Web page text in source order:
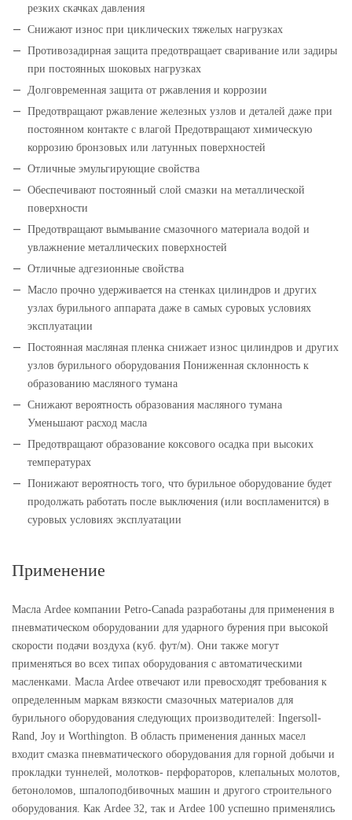
резких скачках давления
Снижают износ при циклических тяжелых нагрузках
Противозадирная защита предотвращает сваривание или задиры
при постоянных шоковых нагрузках
Долговременная защита от ржавления и коррозии
Предотвращают ржавление железных узлов и деталей даже при
постоянном контакте с влагой Предотвращают химическую
коррозию бронзовых или латунных поверхностей
Отличные эмульгирующие свойства
Обеспечивают постоянный слой смазки на металлической
поверхности
Предотвращают вымывание смазочного материала водой и
увлажнение металлических поверхностей
Отличные адгезионные свойства
Масло прочно удерживается на стенках цилиндров и других
узлах бурильного аппарата даже в самых суровых условиях
эксплуатации
Постоянная масляная пленка снижает износ цилиндров и других
узлов бурильного оборудования Пониженная склонность к
образованию масляного тумана
Снижают вероятность образования масляного тумана
Уменьшают расход масла
Предотвращают образование коксового осадка при высоких
температурах
Понижают вероятность того, что бурильное оборудование будет
продолжать работать после выключения (или воспламенится) в
суровых условиях эксплуатации
Применение
Масла Ardee компании Petro-Canada разработаны для применения в
пневматическом оборудовании для ударного бурения при высокой
скорости подачи воздуха (куб. фут/м). Они также могут
применяться во всех типах оборудования с автоматическими
масленками. Масла Ardee отвечают или превосходят требования к
определенным маркам вязкости смазочных материалов для
бурильного оборудования следующих производителей: Ingersoll-
Rand, Joy и Worthington. В область применения данных масел
входит смазка пневматического оборудования для горной добычи и
прокладки туннелей, молотков- перфораторов, клепальных молотов,
бетоноломов, шпалоподбивочных машин и другого строительного
оборудования. Как Ardee 32, так и Ardee 100 успешно применялись